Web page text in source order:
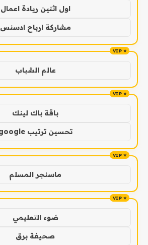
اول اثنين ريادة اعمال
مشاركة ارباح ادسنس
عالم الشباب
باقة باك لينك
تحسين ترتيب google
ماسنجر المسلم
ضوء التعليمي
صحيفة برق